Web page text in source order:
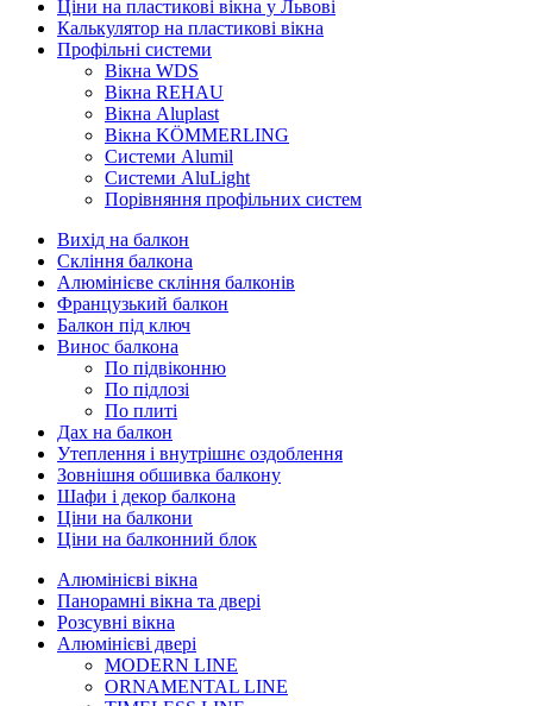
Ціни на пластикові вікна у Львові
Калькулятор на пластикові вікна
Профільні системи
Вікна WDS
Вікна REHAU
Вікна Aluplast
Вікна KÖMMERLING
Cистеми Alumil
Системи AluLight
Порівняння профільних систем
Вихід на балкон
Скління балкона
Алюмінієве скління балконів
Французький балкон
Балкон під ключ
Винос балкона
По підвіконню
По підлозі
По плиті
Дах на балкон
Утеплення і внутрішнє оздоблення
Зовнішня обшивка балкону
Шафи і декор балкона
Ціни на балкони
Ціни на балконний блок
Алюмінієві вікна
Панорамні вікна та двері
Розсувні вікна
Алюмінієві двері
MODERN LINE
ORNAMENTAL LINE